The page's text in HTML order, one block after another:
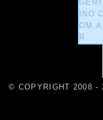
© COPYRIGHT 2008